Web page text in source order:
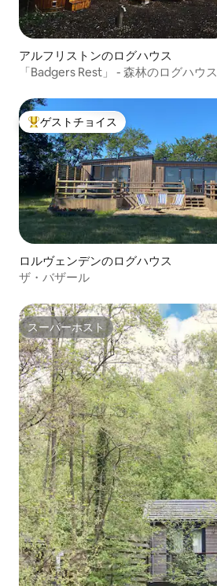
アルフリストンのログハウス
「Badgers Rest」 - 森林のログハウス
大好評のゲストチョイスです。
ゲストチョイス
ロルヴェンデンのログハウス
ザ・バザール
スーパーホスト
スーパーホスト